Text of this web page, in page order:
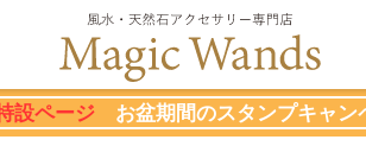
設ページ お盆期間のスタンプキャン